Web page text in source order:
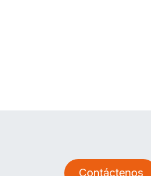
Contáctenos